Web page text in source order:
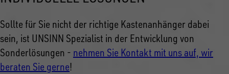
Sollte für Sie nicht der richtige Kastenanhänger dabei
sein, ist UNSINN Spezialist in der Entwicklung von
Sonderlösungen - nehmen Sie Kontakt mit uns auf, wir
beraten Sie gerne!